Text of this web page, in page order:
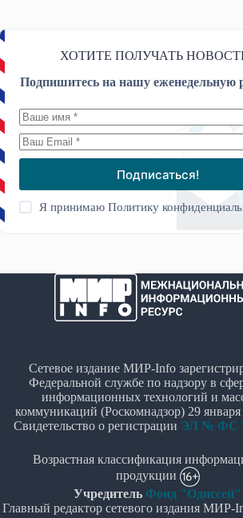
ХОТИТЕ ПОЛУЧАТЬ
Подпишитесь на нашу еженедельную
Подписаться!
Я принимаюПолитику
Сетевое издание МИР-Info
Федеральной службе по надзору в
информационных технологий и
коммуникаций (Роскомнадзор) 29 января
Свидетельство о регистрации ЭЛ № ФС
Возрастная классификация
продукции
Учредитель Фонд "Одиссей"
Главный редактор сетевого издания МИР-